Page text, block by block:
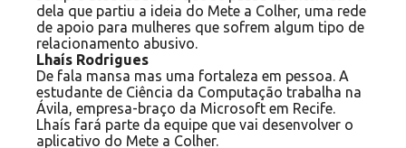
dela que partiu a ideia do Mete a Colher, uma rede
de apoio para mulheres que sofrem algum tipo de
relacionamento abusivo.
Lhaís Rodrigues
De fala mansa mas uma fortaleza em pessoa. A
estudante de Ciência da Computação trabalha na
Ávila, empresa-braço da Microsoft em Recife.
Lhaís fará parte da equipe que vai desenvolver o
aplicativo do Mete a Colher.